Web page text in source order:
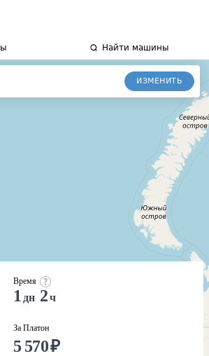
Найти машины
ИЗМЕНИТЬ
Время
1 дн 2 ч
За Платон
5 570₽